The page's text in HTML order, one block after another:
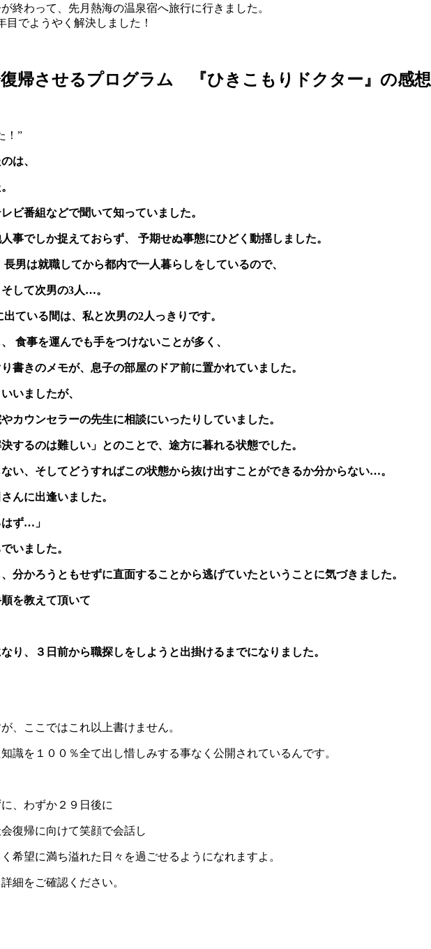
終わって、先月熱海の温泉宿へ旅行に行きました。
でようやく解決しました！
帰させるプログラム 『ひきこもりドクター』の感想
！”
は、
ビ番組などで聞いて知っていました。
事でしか捉えておらず、 予期せぬ事態にひどく動揺しました。
長男は就職してから都内で一人暮らしをしているので、
して次男の3人…。
出ている間は、私と次男の2人っきりです。
食事を運んでも手をつけないことが多く、
書きのメモが、 息子の部屋のドア前に置かれていました。
いましたが、
カウンセラーの先生に相談にいったりしていました。
するのは難しい」とのことで、 途方に暮れる状態でした。
い、 そしてどうすればこの状態から抜け出すことができるか分からない…。
んに出逢いました。
ず…」
いました。
分かろうともせずに直面することから逃げていたということに気づきました。
を教えて頂いて
り、３日前から職探しをしようと出掛けるまでになりました。
、ここではこれ以上書けません。
識を１ ００％全て出し惜しみする事なく公開されているんです。
、 わずか２９日 後に
復帰に向けて笑顔で会話し
希望に満ち溢れた日々を過ごせるようになれますよ。
細をご確認ください。